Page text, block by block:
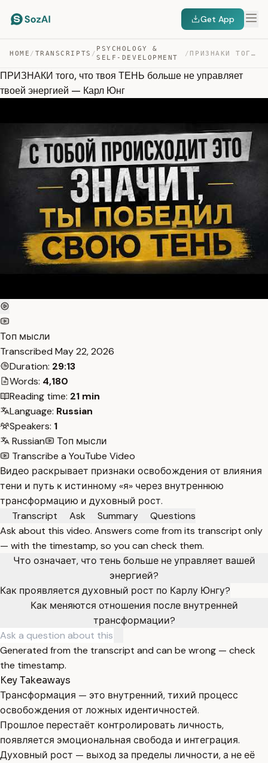
Get App
HOME / TRANSCRIPTS /
PSYCHOLOGY &
SELF-DEVELOPMENT
/ ПРИЗНАКИ ТОГО, ЧТО ТВОЯ ТЕНЬ БОЛЬШЕ НЕ УПРАВЛЯЕТ ТВОЕЙ … — TRANSCRIPT
ПРИЗНАКИ того, что твоя ТЕНЬ больше не управляет
твоей энергией — Карл Юнг
Топ мысли
Transcribed May 22, 2026
Duration: 29:13
Words: 4,180
Reading time: 21 min
Language: Russian
Speakers: 1
Russian
Топ мысли
Transcribe a YouTube Video
Видео раскрывает признаки освобождения от влияния
тени и путь к истинному «я» через внутреннюю
трансформацию и духовный рост.
Transcript
Ask Summary
Questions
Ask about this video. Answers come from its transcript only
— with the timestamp, so you can check them.
Что означает, что тень больше не управляет вашей
энергией?
Как проявляется духовный рост по Карлу Юнгу?
Как меняются отношения после внутренней
трансформации?
Generated from the transcript and can be wrong — check
the timestamp.
Key Takeaways
Трансформация — это внутренний, тихий процесс
освобождения от ложных идентичностей.
Прошлое перестаёт контролировать личность,
появляется эмоциональная свобода и интеграция.
Духовный рост — выход за пределы личности, а не её